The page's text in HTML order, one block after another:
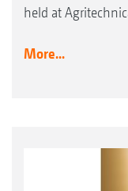
held at
More...